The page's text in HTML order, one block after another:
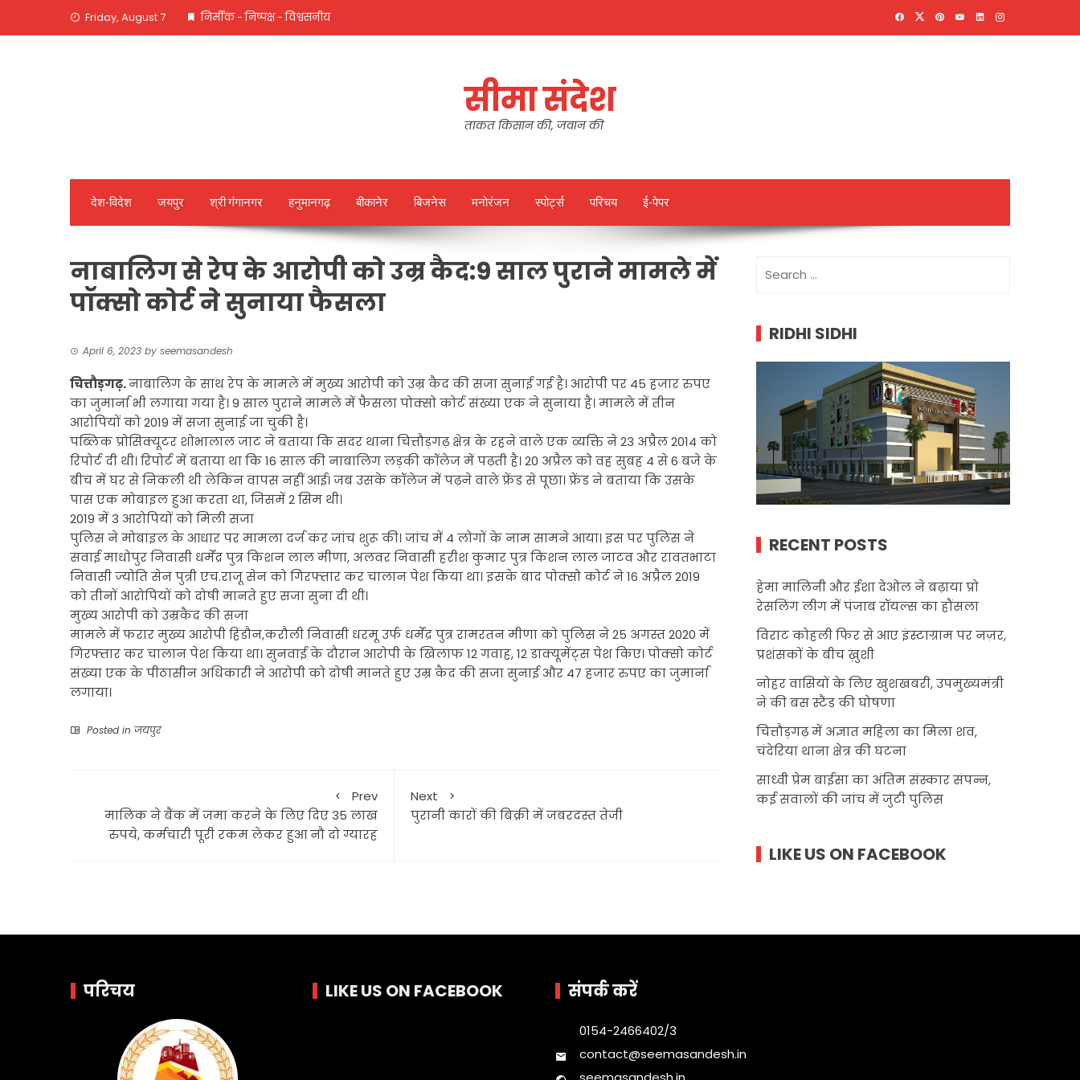
Friday, August 7 निर्मीक - निष्पक्ष - विश्वसनीय
सीमा संदेश
ताकत किसान की, जवान की
देश-विदेश जयपुर श्री गंगानगर हनुमानगढ़ बीकानेर बिजनेस मनोरंजन स्पोर्ट्स परिचय ई-पेपर
नाबालिग से रेप के आरोपी को उम्र कैद:9 साल पुराने मामले में
पॉक्सो कोर्ट ने सुनाया फैसला
April 6, 2023 by seemasandesh
चित्तौड़गढ़.नाबालिग के साथ रेप के मामले में मुख्य आरोपी को उम्र कैद की सजा सुनाई गई है। आरोपी पर 45 हजार रुपए
का जुमार्ना भी लगाया गया है। 9 साल पुराने मामले में फैसला पोक्सो कोर्ट संख्या एक ने सुनाया है। मामले में तीन
आरोपियों को 2019 में सजा सुनाई जा चुकी है।
पब्लिक प्रोसिक्यूटर शोभालाल जाट ने बताया कि सदर थाना चित्तौड़गढ़ क्षेत्र के रहने वाले एक व्यक्ति ने 23 अप्रैल 2014 को
रिपोर्ट दी थी। रिपोर्ट में बताया था कि 16 साल की नाबालिग लड़की कॉलेज में पढ़ती है। 20 अप्रैल को वह सुबह 4 से 6 बजे के
बीच में घर से निकली थी लेकिन वापस नहीं आई। जब उसके कॉलेज में पढ़ने वाले फ्रेंड से पूछा। फ्रेंड ने बताया कि उसके
पास एक मोबाइल हुआ करता था, जिसमें 2 सिम थी।
2019 में 3 आरोपियों को मिली सजा
पुलिस ने मोबाइल के आधार पर मामला दर्ज कर जांच शुरू की। जांच में 4 लोगों के नाम सामने आया। इस पर पुलिस ने
सवाई माधोपुर निवासी धर्मेंद्र पुत्र किशन लाल मीणा, अलवर निवासी हरीश कुमार पुत्र किशन लाल जाटव और रावतभाटा
निवासी ज्योति सेन पुत्री एच.राजू सेन को गिरफ्तार कर चालान पेश किया था। इसके बाद पोक्सो कोर्ट ने 16 अप्रैल 2019
को तीनों आरोपियों को दोषी मानते हुए सजा सुना दी थी।
मुख्य आरोपी को उम्रकैद की सजा
मामले में फरार मुख्य आरोपी हिंडौन,करौली निवासी धरमू उर्फ धर्मेंद्र पुत्र रामरतन मीणा को पुलिस ने 25 अगस्त 2020 में
गिरफ्तार कर चालान पेश किया था। सुनवाई के दौरान आरोपी के खिलाफ 12 गवाह, 12 डाक्यूमेंट्स पेश किए। पोक्सो कोर्ट
संख्या एक के पीठासीन अधिकारी ने आरोपी को दोषी मानते हुए उम्र कैद की सजा सुनाई और 47 हजार रुपए का जुमार्ना
लगाया।
Posted in जयपुर
Prev
मालिक ने बैंक में जमा करने के लिए दिए 35 लाख
रुपये, कर्मचारी पूरी रकम लेकर हुआ नौ दो ग्यारह
Next
पुरानी कारों की बिक्री में जबरदस्त तेजी
for:
RIDHI SIDHI
RECENT POSTS
हेमा मालिनी और ईशा देओल ने बढ़ाया प्रो
रेसलिंग लीग में पंजाब रॉयल्स का हौंसला
विराट कोहली फिर से आए इंस्टाग्राम पर नज़र,
प्रशंसकों के बीच ख़ुशी
नोहर वासियों के लिए खुशखबरी, उपमुख्यमंत्री
ने की बस स्टैंड की घोषणा
चित्तौड़गढ़ में अज्ञात महिला का मिला शव,
चंदेरिया थाना क्षेत्र की घटना
साध्वी प्रेम बाईसा का अंतिम संस्कार संपन्न,
कई सवालों की जांच में जुटी पुलिस
LIKE US ON FACEBOOK
परिचय LIKE US ON FACEBOOK संपर्क करें
0154-2466402/3
contact@seemasandesh.in